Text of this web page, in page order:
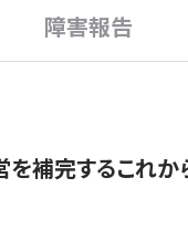
障害報告
補完するこれか